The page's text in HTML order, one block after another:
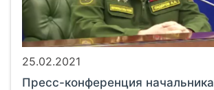
25.02.2021
Пресс-конференция начальника